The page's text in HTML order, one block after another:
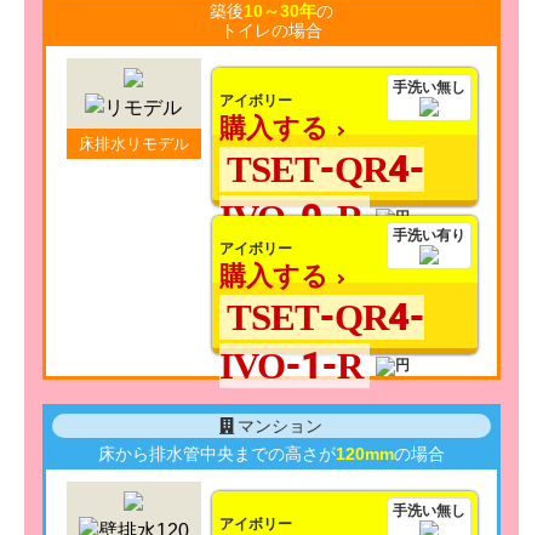
築後10～30年の
トイレの場合
床排水リモデル
手洗い無し
アイボリー
購入する
TSET-QR4-
IVO-0-R
手洗い有り
アイボリー
購入する
TSET-QR4-
IVO-1-R
マンション
床から排水管中央までの高さが120mmの場合
手洗い無し
アイボリー